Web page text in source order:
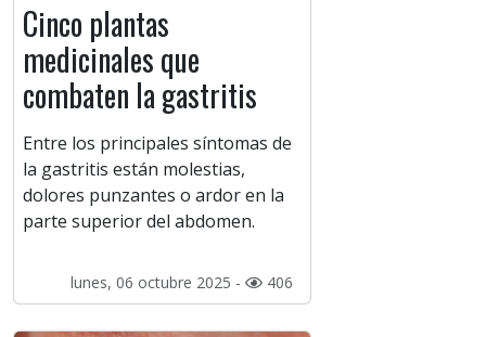
Cinco plantas
medicinales que
combaten la gastritis
Entre los principales síntomas de
la gastritis están molestias,
dolores punzantes o ardor en la
parte superior del abdomen.
lunes, 06 octubre 2025 - 406